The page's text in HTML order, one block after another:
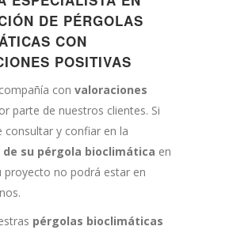
DE PÉRGOLAS
CON
POSITIVAS
con valoraciones
parte de nuestros clientes. Si
consultar y confiar en la
su pérgola bioclimática en
proyecto no podrá estar en
pérgolas bioclimáticas